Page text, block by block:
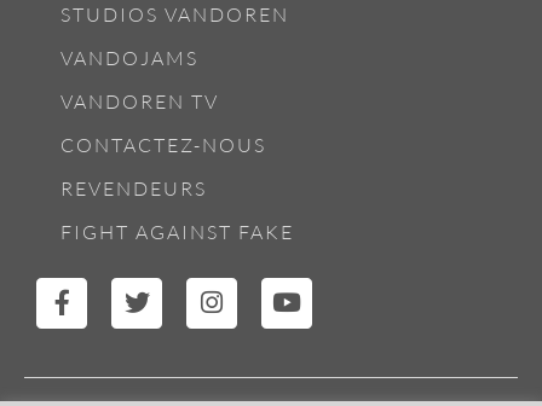
STUDIOS VANDOREN
VANDOJAMS
VANDOREN TV
CONTACTEZ-NOUS
REVENDEURS
FIGHT AGAINST FAKE